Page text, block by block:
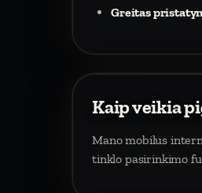
Greitas
Kaip veikia
Mano mobilus
tinklo pasirinkimo